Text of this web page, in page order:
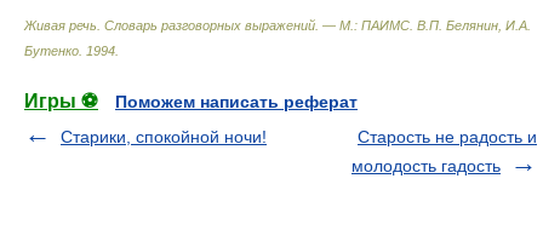
Живая речь. Словарь разговорных выражений. — М.: ПАИМС В.П. Белянин, И.А.
Бутенко 1994
Игры ⚽
Поможем написать реферат
Старики, спокойной ночи!
Старость не радость и
молодость гадость